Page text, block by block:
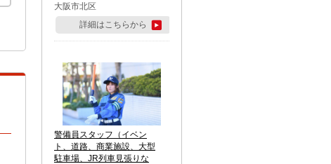
大阪市北区
詳細はこちらから
警備員スタッフ（イベン
ト、道路、商業施設、大型
駐車場、JR列車見張りな